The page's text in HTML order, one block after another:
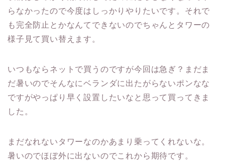
らなかったので今度はしっかりやりたいです。それで
も完全防止とかなんてできないのでちゃんとタワーの
様子見て買い替えます。
いつもならネットで買うのですが今回は急ぎ？まだま
だ暑いのでそんなにベランダに出たがらないポンなな
ですがやっぱり早く設置したいなと思って買ってきま
した。
まだなれないタワーなのかあまり乗ってくれないな。
暑いのでほぼ外に出ないのでこれから期待です。